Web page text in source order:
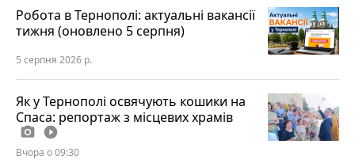
Робота в Тернополі: актуальні вакансії
тижня (оновлено 5 серпня)
5 серпня 2026 р.
Як у Тернополі освячують кошики на
Спаса: репортаж з місцевих храмів
photo_camera play_circle_filled
Вчора о 09:30